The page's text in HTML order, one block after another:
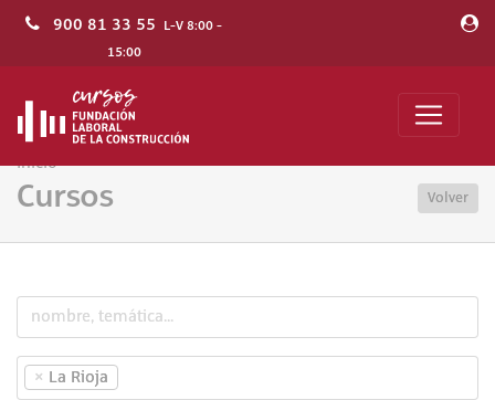
900 81 33 55 L-V 8:00 -
15:00
Inicio
Cursos Volver
× La Rioja